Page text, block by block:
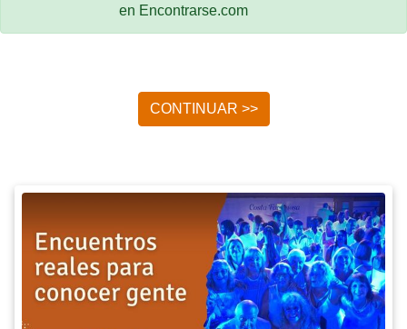
en Encontrarse.com
CONTINUAR >>